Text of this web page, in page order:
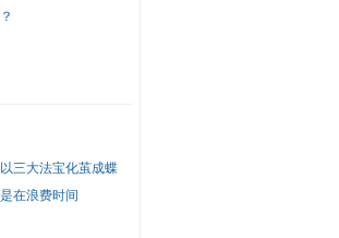
三大法宝化茧成蝶
在浪费时间